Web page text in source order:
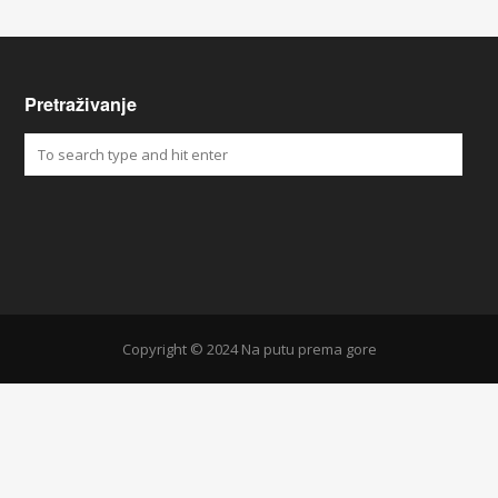
Pretraživanje
Copyright © 2024 Na putu prema gore